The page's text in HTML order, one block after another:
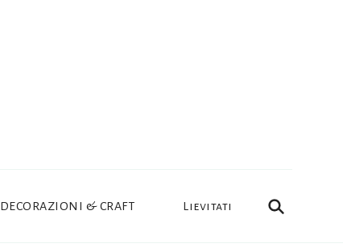
DECORAZIONI & CRAFT Lievitati